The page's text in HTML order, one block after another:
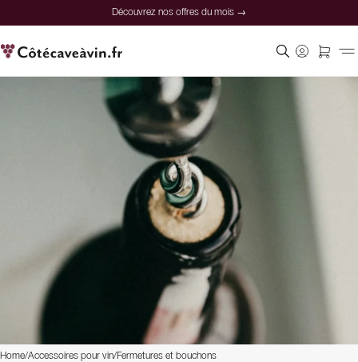
Découvrez nos offres du mois →
Home/Accessoires pour vin/Fermetures et bouchons